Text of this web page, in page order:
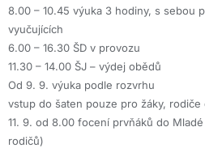
8.00 – 10.45 výuka 3 hodiny, s sebou
vyučujících
6.00 – 16.30 ŠD v provozu
11.30 – 14.00 ŠJ – výdej obědů
Od 9. 9. výuka podle rozvrhu
vstup do šaten pouze pro žáky,
11. 9. od 8.00 focení prvňáků do
rodičů)